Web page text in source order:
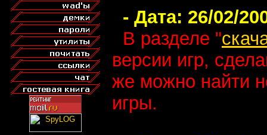
- Дата: 26/02/
В разделе "
версии игр,
же можно найти
игры.